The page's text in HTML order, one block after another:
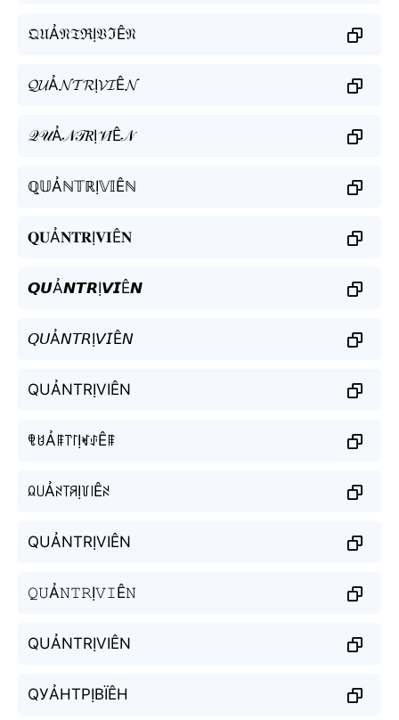
𝔔𝔘Ả𝔑𝔗ℜỊ𝔙ℑÊ𝔑
𝓠𝓤Ả𝓝𝓣𝓡Ị𝓥𝓘Ê𝓝
𝒬𝒰Ả𝒩𝒯𝑅Ị𝒱𝐼Ê𝒩
ℚ𝕌Ảℕ𝕋ℝỊ𝕍𝕀Êℕ
𝐐𝐔Ả𝐍𝐓𝐑Ị𝐕𝐈Ê𝐍
𝙌𝙐Ả𝙉𝙏𝙍Ị𝙑𝙄Ê𝙉
𝘘𝘜Ả𝘕𝘛𝘙Ị𝘝𝘐Ê𝘕
QUẢNTRỊVIÊN
ꁸꐇẢꁹ꓅꒓ỊꏝꂑÊꁹ
ꆰ꒤Ảꋊ꓄ꋪỊ꒦꒐Êꋊ
QUẢNTRỊVIÊN
𝚀𝚄Ả𝙽𝚃𝚁Ị𝚅𝙸Ê𝙽
QUẢNTRỊVIÊN
QУẢНТРỊВЇÊН